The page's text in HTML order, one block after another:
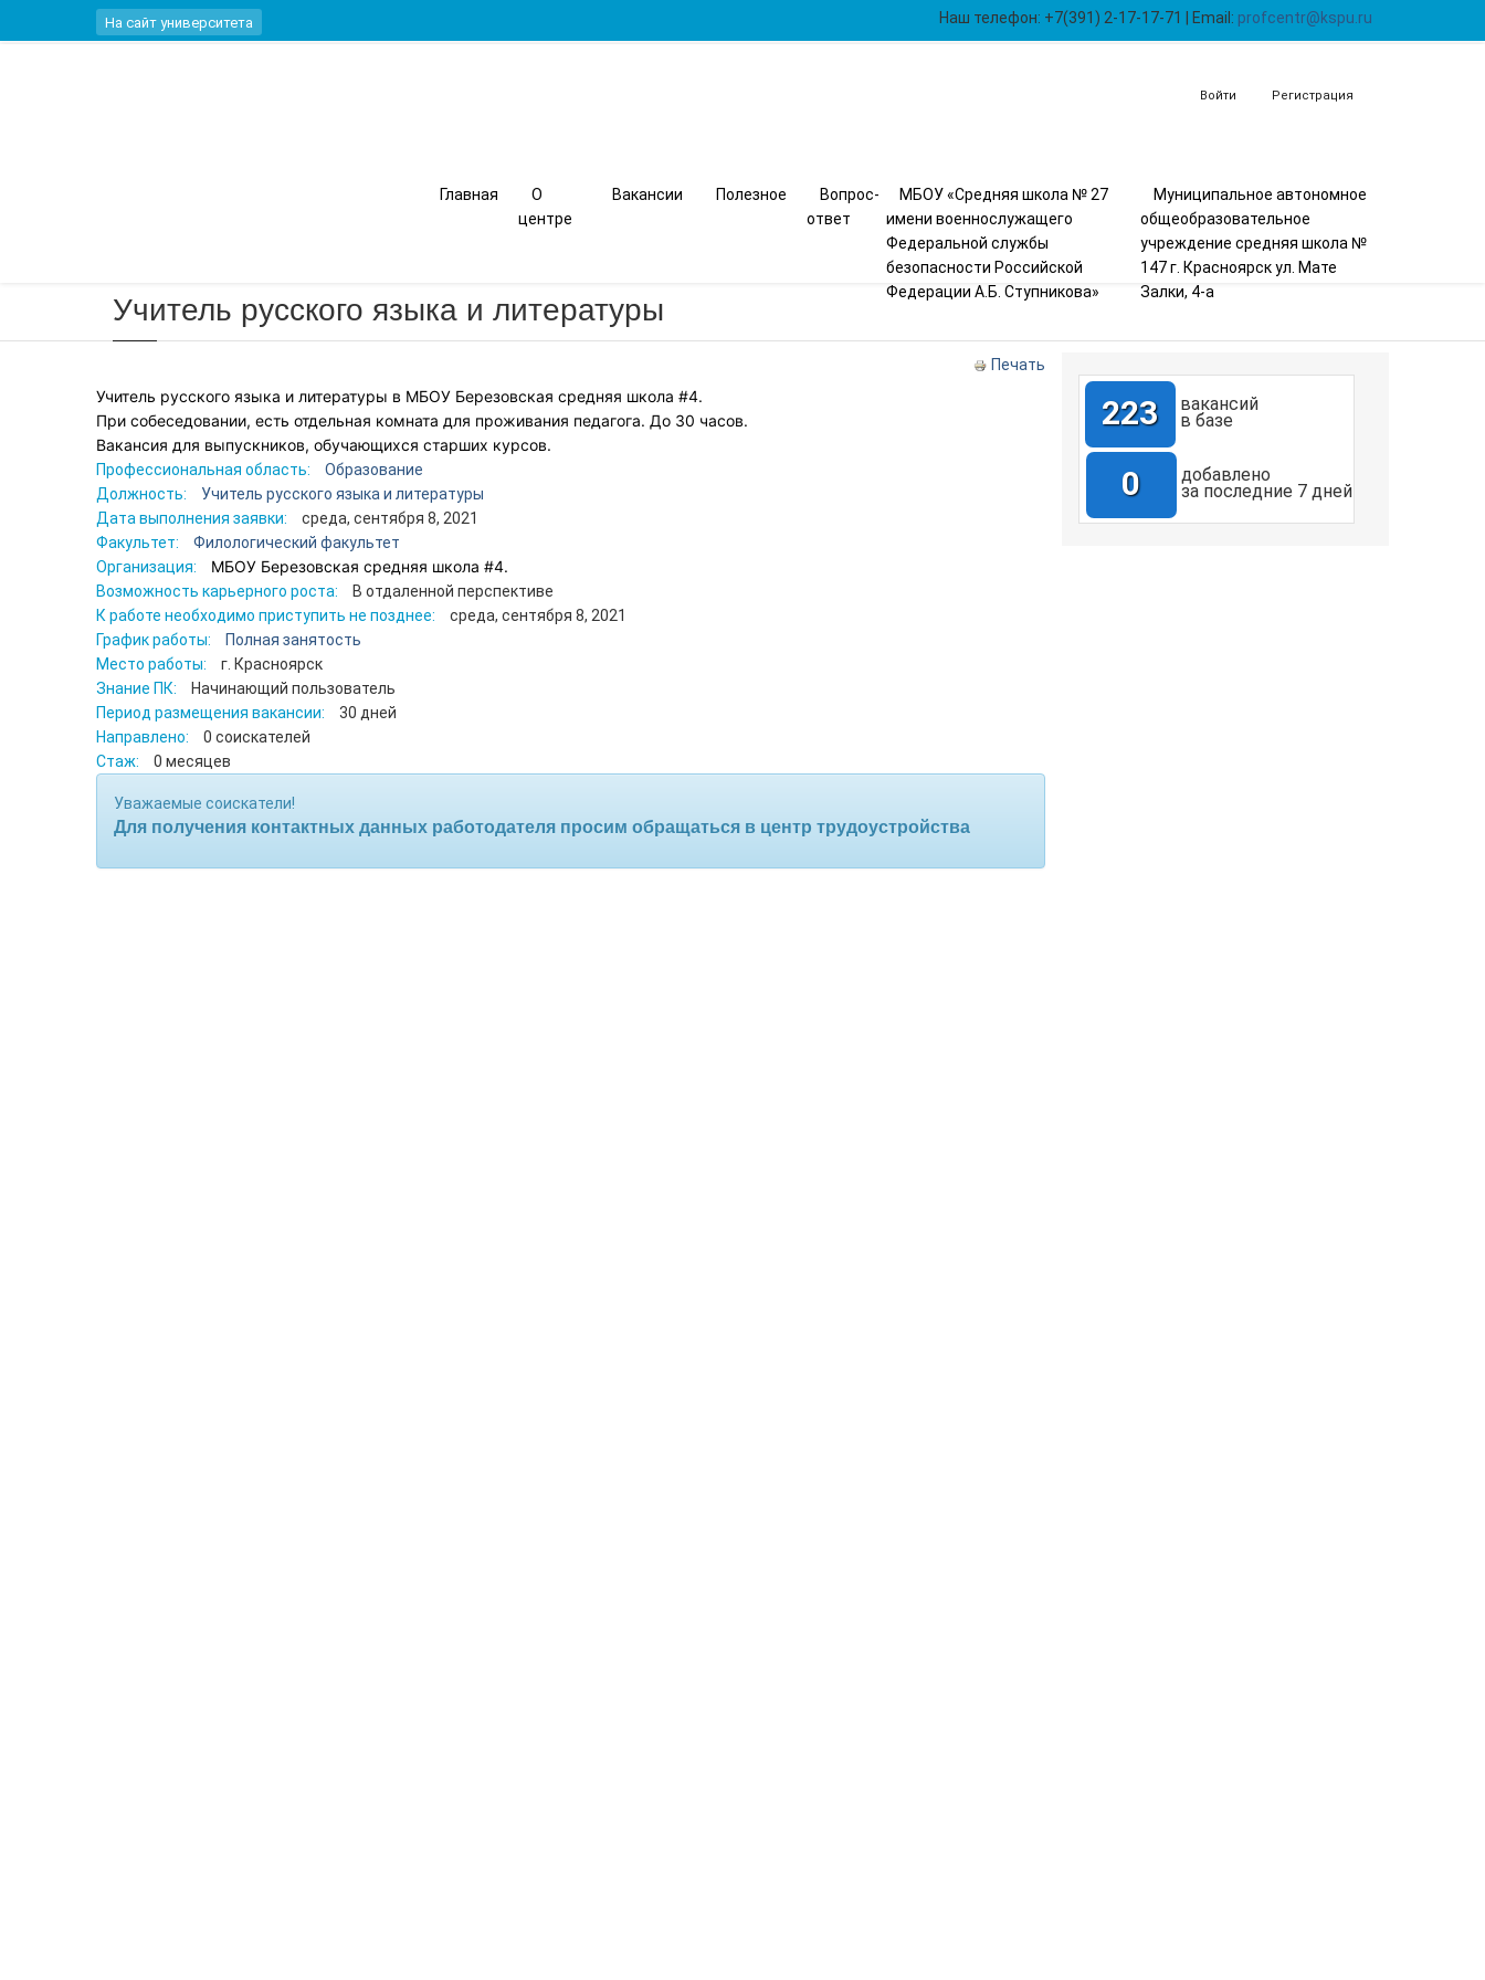
Перейти к основному содержанию
На сайт университета Наш телефон: +7(391) 2-17-17-71 | Email: profcentr@kspu.ru
Войти Регистрация
Главная
О
центре
Вакансии Полезное
Вопрос-
ответ
МБОУ «Средняя школа № 27
имени военнослужащего
Федеральной службы
безопасности Российской
Федерации А.Б. Ступникова»
Муниципальное автономное
общеобразовательное
учреждение средняя школа №
147 г. Красноярск ул. Мате
Залки, 4-а
Учитель русского языка и литературы
Печать
Учитель русского языка и литературы в МБОУ Березовская средняя школа #4.
При собеседовании, есть отдельная комната для проживания педагога. До 30 часов.
Вакансия для выпускников, обучающихся старших курсов.
Профессиональная область:
Образование
Должность:
Учитель русского языка и литературы
Дата выполнения заявки:
среда, сентября 8, 2021
Факультет:
Филологический факультет
Организация:
МБОУ Березовская средняя школа #4.
Возможность карьерного роста:
В отдаленной перспективе
К работе необходимо приступить не позднее:
среда, сентября 8, 2021
График работы:
Полная занятость
Место работы:
г. Красноярск
Знание ПК:
Начинающий пользователь
Период размещения вакансии:
30 дней
Направлено:
0 соискателей
Стаж:
0 месяцев
Уважаемые соискатели!
Для получения контактных данных работодателя просим обращаться в центр трудоустройства
223 вакансий
в базе
0 добавлено
за последние 7 дней